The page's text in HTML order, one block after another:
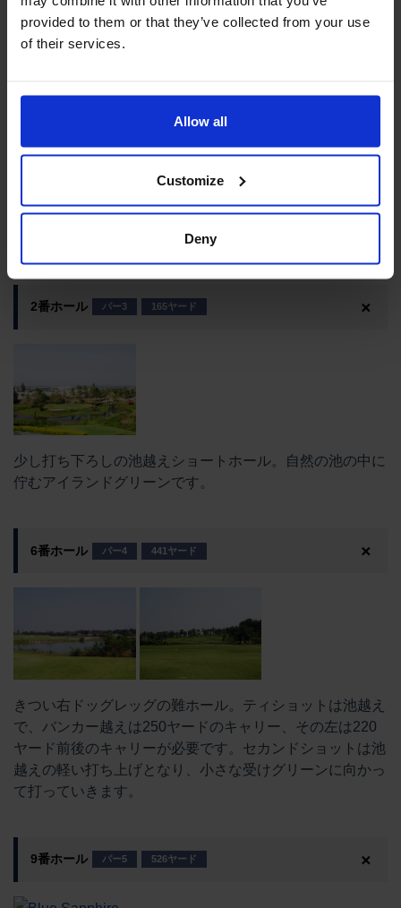
provided to them or that they’ve collected from your use
of their services.
Allow all
Customize
Deny
急激な右ドッグレッグホール。ホール右側はハザードで、
グリーンまで残り130ヤード地点からグリーン左手前ま
林になり、方向性の悪いセカンドショットは、ペナルティ
2番ホール パー3 165ヤード
少し打ち下ろしの池越えショートホール。自然の池の中に
佇むアイランドグリーンです。
6番ホール パー4 441ヤード
きつい右ドッグレッグの難ホール。ティショットは池越え
で、バンカー越えは250ヤードのキャリー、その左は220
ヤード前後のキャリーが必要です。セカンドショットは池
越えの軽い打ち上げとなり、小さな受けグリーンに向かっ
て打っていきます。
9番ホール パー5 526ヤード